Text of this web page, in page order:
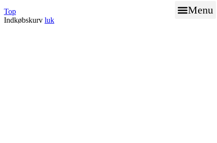
Menu
Top
Indkøbskurv luk